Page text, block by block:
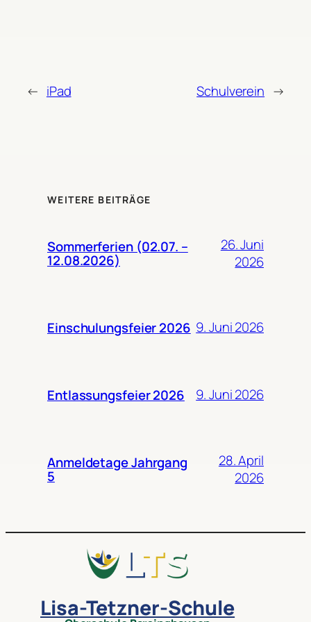
← iPad Schulverein →
WEITERE BEITRÄGE
Sommerferien (02.07. –
12.08.2026)
26. Juni
2026
Einschulungsfeier 2026 9. Juni 2026
Entlassungsfeier 2026 9. Juni 2026
Anmeldetage Jahrgang
5
28. April
2026
Lisa-Tetzner-Schule